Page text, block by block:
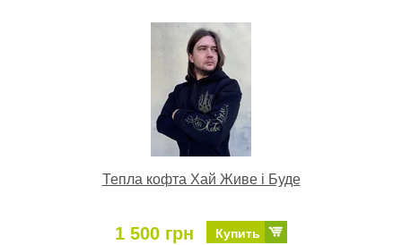
Тепла кофта Хай Живе і Буде
1 500 грн Купить